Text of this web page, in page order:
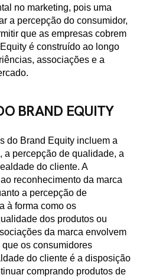
no marketing, pois uma
a percepção do consumidor,
que as empresas cobrem
é construído ao longo
associações e a
BRAND EQUITY
do Brand Equity incluem a
a percepção de qualidade, a
do cliente. A
reconhecimento da marca
a percepção de
à forma como os
dos produtos ou
da marca envolvem
os consumidores
do cliente é a disposição
comprando produtos de